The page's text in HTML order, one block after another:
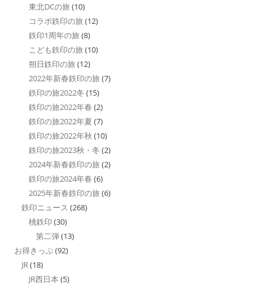
東北DCの旅 (10)
コラボ鉄印の旅 (12)
鉄印1周年の旅 (8)
こども鉄印の旅 (10)
朔日鉄印の旅 (12)
2022年新春鉄印の旅 (7)
鉄印の旅2022冬 (15)
鉄印の旅2022年春 (2)
鉄印の旅2022年夏 (7)
鉄印の旅2022年秋 (10)
鉄印の旅2023秋・冬 (2)
2024年新春鉄印の旅 (2)
鉄印の旅2024年春 (6)
2025年新春鉄印の旅 (6)
鉄印ニュース (268)
桃鉄印 (30)
第二弾(13)
お得きっぷ(92)
JR(18)
JR西日本 (5)